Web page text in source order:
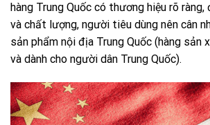
hàng Trung Quốc có thương hiệu rõ
và chất lượng, người tiêu dùng nên cân
sản phẩm nội địa Trung Quốc (hàng sản
và dành cho người dân Trung Quốc).